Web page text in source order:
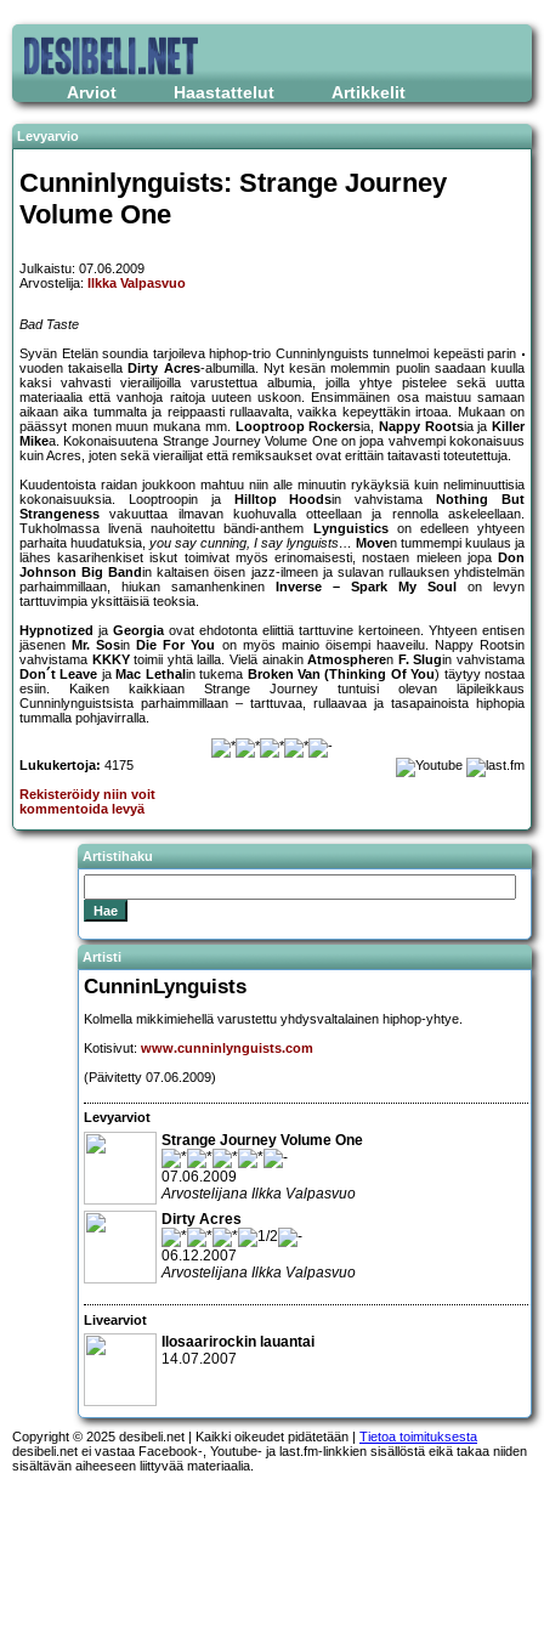
Arviot Haastattelut Artikkelit
Levyarvio
Cunninlynguists: Strange Journey
Volume One
Julkaistu: 07.06.2009
Arvostelija:
Ilkka Valpasvuo
Bad Taste
Syvän Etelän soundia tarjoileva hiphop-trio Cunninlynguists tunnelmoi kepeästi parin
vuoden takaisella Dirty Acres-albumilla. Nyt kesän molemmin puolin saadaan kuulla
kaksi vahvasti vierailijoilla varustettua albumia, joilla yhtye pistelee sekä uutta
materiaalia että vanhoja raitoja uuteen uskoon. Ensimmäinen osa maistuu samaan
aikaan aika tummalta ja reippaasti rullaavalta, vaikka kepeyttäkin irtoaa. Mukaan on
päässyt monen muun mukana mm. Looptroop Rockersia, Nappy Rootsia ja Killer
Mikea. Kokonaisuutena Strange Journey Volume One on jopa vahvempi kokonaisuus
kuin Acres, joten sekä vierailijat että remiksaukset ovat erittäin taitavasti toteutettuja.
Kuudentoista raidan joukkoon mahtuu niin alle minuutin rykäyksiä kuin neliminuuttisia
kokonaisuuksia. Looptroopin ja
Hilltop Hoodsin vahvistama
Nothing But
Strangeness vakuuttaa ilmavan kuohuvalla otteellaan ja rennolla askeleellaan.
Tukholmassa livenä nauhoitettu bändi-anthem
Lynguisticson edelleen yhtyeen
parhaita huudatuksia, you say cunning, I say lynguists… Moven tummempi kuulaus ja
lähes kasarihenkiset iskut toimivat myös erinomaisesti, nostaen mieleen jopa Don
Johnson Big Bandin kaltaisen öisen jazz-ilmeen ja sulavan rullauksen yhdistelmän
parhaimmillaan, hiukan samanhenkinen
Inverse – Spark My Soul
on levyn
tarttuvimpia yksittäisiä teoksia.
Hypnotized ja Georgiaovat ehdotonta eliittiä tarttuvine kertoineen. Yhtyeen entisen
jäsenen Mr. Sosin Die For You on myös mainio öisempi haaveilu. Nappy Rootsin
vahvistama KKKYtoimii yhtä lailla. Vielä ainakinAtmospheren F. Slugin vahvistama
Don´t Leave ja Mac Lethalin tukema Broken Van (Thinking Of You) täytyy nostaa
esiin. Kaiken kaikkiaan Strange Journey tuntuisi olevan läpileikkaus
Cunninlynguistsista parhaimmillaan – tarttuvaa, rullaavaa ja tasapainoista hiphopia
tummalla pohjavirralla.
Lukukertoja: 4175
Rekisteröidy niin voit
kommentoida levyä
Artistihaku
Artisti
CunninLynguists
Kolmella mikkimiehellä varustettu yhdysvaltalainen hiphop-yhtye.
Kotisivut: www.cunninlynguists.com
(Päivitetty 07.06.2009)
Levyarviot
Strange Journey Volume One
07.06.2009
Arvostelijana Ilkka Valpasvuo
Dirty Acres
06.12.2007
Arvostelijana Ilkka Valpasvuo
Livearviot
Ilosaarirockin lauantai
14.07.2007
Copyright © 2025 desibeli.net | Kaikki oikeudet pidätetään | Tietoa toimituksesta
desibeli.net ei vastaa Facebook-, Youtube- ja last.fm-linkkien sisällöstä eikä takaa niiden
sisältävän aiheeseen liittyvää materiaalia.